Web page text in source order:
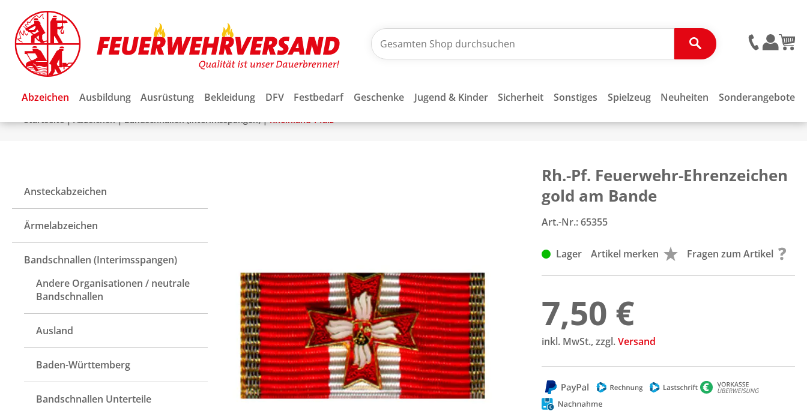
Abzeichen Ausbildung Ausrüstung Bekleidung DFV Festbedarf Geschenke Jugend & Kinder Sicherheit Sonstiges Spielzeug Neuheiten Sonderangebote
Startseite|Abzeichen|Bandschnallen (Interimsspangen)|Rheinland-Pfalz
Ansteckabzeichen
Ärmelabzeichen
Bandschnallen (Interimsspangen)
Andere Organisationen / neutrale
Bandschnallen
Ausland
Baden-Württemberg
Bandschnallen Unterteile
Rh.-Pf. Feuerwehr-Ehrenzeichen
gold am Bande
Art.-Nr.:65355
Lager Artikel merken Fragen zum Artikel
7,50 €
inkl. MwSt., zzgl.Versand